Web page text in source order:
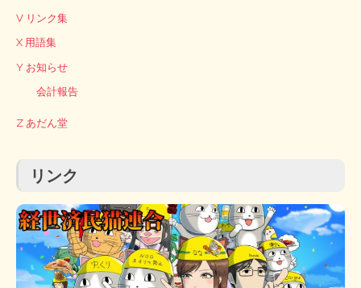
V リンク集
X 用語集
Y お知らせ
会計報告
Z あだん堂
リンク